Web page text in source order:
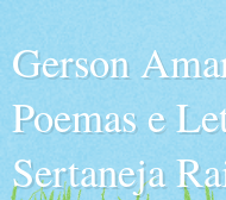
Gerson
Poemas e
Sertaneja